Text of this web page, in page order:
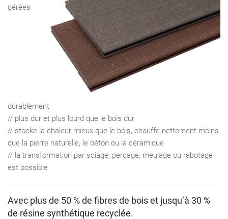
gérées
durablement
// plus dur et plus lourd que le bois dur
// stocke la chaleur mieux que le bois, chauffe nettement moins
que la pierre naturelle, le béton ou la céramique
// la transformation par sciage, perçage, meulage ou rabotage
est possible
Avec plus de 50 % de ﬁbres de bois et jusqu’à 30 %
de résine synthétique recyclée.